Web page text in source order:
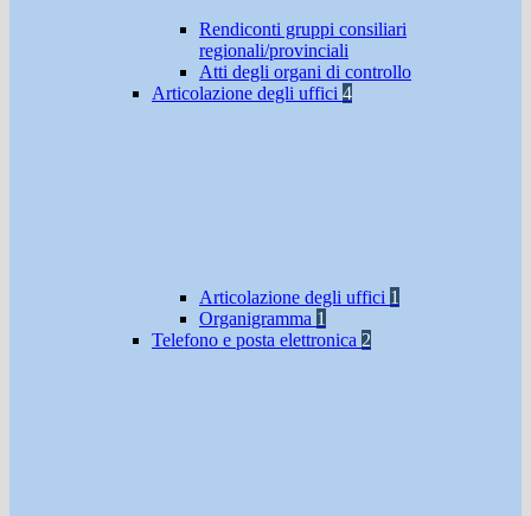
Rendiconti gruppi consiliari
regionali/provinciali
Atti degli organi di controllo
Articolazione degli uffici 4
Articolazione degli uffici 1
Organigramma 1
Telefono e posta elettronica 2